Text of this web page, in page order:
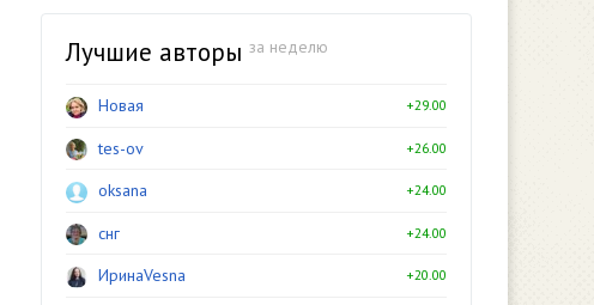
Лучшие авторы за неделю
Новая +29.00
tes-ov +26.00
oksana +24.00
снг +24.00
ИринаVesna +20.00